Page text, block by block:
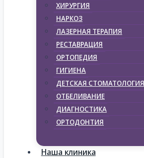
ХИРУРГИЯ
НАРКОЗ
ЛАЗЕРНАЯ ТЕРАПИЯ
РЕСТАВРАЦИЯ
ОРТОПЕДИЯ
ГИГИЕНА
ДЕТСКАЯ СТОМАТОЛОГИЯ
ОТБЕЛИВАНИЕ
ДИАГНОСТИКА
ОРТОДОНТИЯ
Наша клиника